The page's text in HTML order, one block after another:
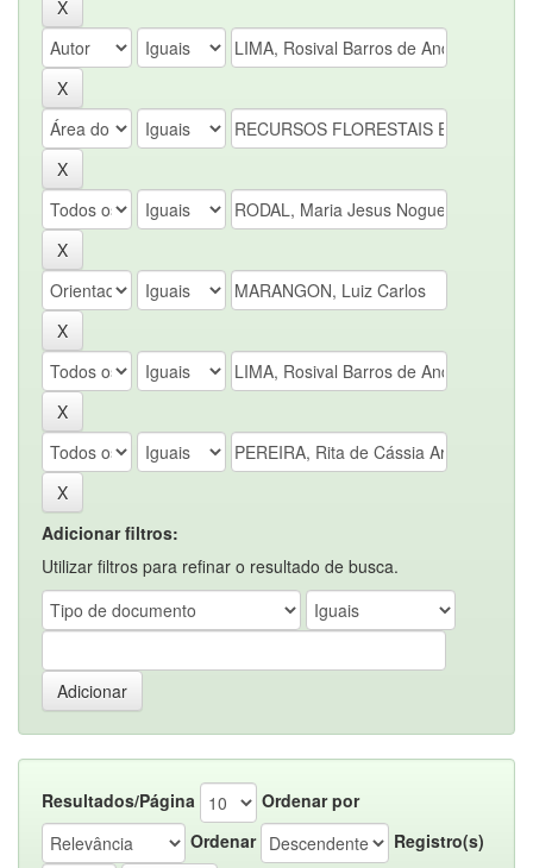
Adicionar filtros:
Utilizar filtros para refinar o resultado de busca.
Resultados/Página
Ordenar por
Ordenar
Registro(s)